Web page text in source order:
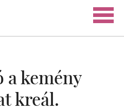
a kemény
kreál.